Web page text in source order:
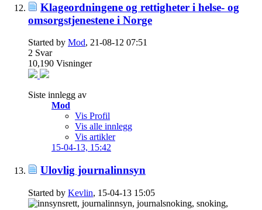
Klageordningene og rettigheter i helse- og
omsorgstjenestene i Norge
Started by Mod, 21-08-12 07:51
2 Svar
10,190 Visninger
Siste innlegg av
Mod
Vis Profil
Vis alle innlegg
Vis artikler
15-04-13, 15:42
Ulovlig journalinnsyn
Started by Kevlin, 15-04-13 15:05